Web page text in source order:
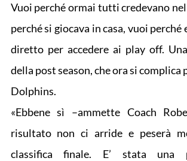
Vuoi perché ormai tutti credevano
perché si giocava in casa, vuoi
diretto per accedere ai play off.
della post season, che ora si complica
Dolphins.
«Ebbene sì –ammette Coach
risultato non ci arride e peserà
classifica finale. E’ stata una